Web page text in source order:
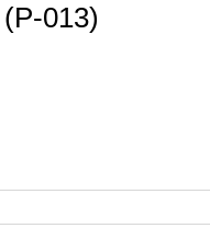
013)